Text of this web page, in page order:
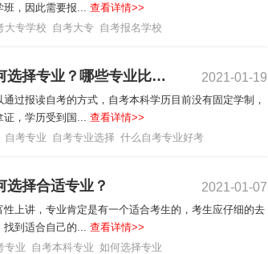
，因此需要报... 查看详情>>
大专学校 自考大专 自考报名学校
自考本科如何选择专业？哪些专业比较好考？ 2021-01-19
过报读自考的方式，自考本科学历目前没有固定学制，
，学历受到国... 查看详情>>
自考专业 自考专业选择 什么自考专业好考
选择合适专业？ 2021-01-07
性上讲，专业肯定是有一个适合考生的，考生应仔细的去
到适合自己的... 查看详情>>
专业 自考本科专业 如何选择专业